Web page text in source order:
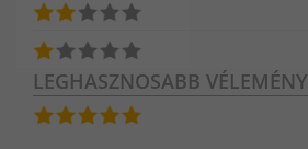
LEGHASZNOSABB VÉLEMÉNY